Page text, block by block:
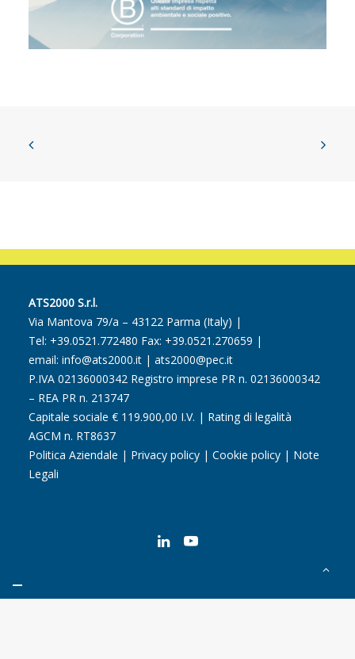
ATS2000 S.r.l.
Via Mantova 79/a – 43122 Parma (Italy) |
Tel: +39.0521.772480 Fax: +39.0521.270659 |
email: info@ats2000.it | ats2000@pec.it
P.IVA 02136000342 Registro imprese PR n. 02136000342
– REA PR n. 213747
Capitale sociale € 119.900,00 I.V. | Rating di legalità
AGCM n. RT8637
Politica Aziendale | Privacy policy | Cookie policy | Note
Legali